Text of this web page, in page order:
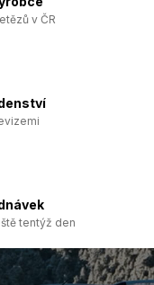
v ČR
tentýž den